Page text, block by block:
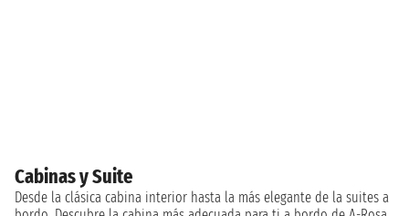
Cabinas y Suite
Desde la clásica cabina interior hasta la más elegante de la suites a